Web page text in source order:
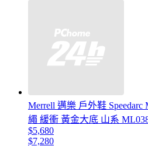
Merrell 邁樂 戶外鞋
繩 緩衝 黃金大底 山系
$5,680
$7,280